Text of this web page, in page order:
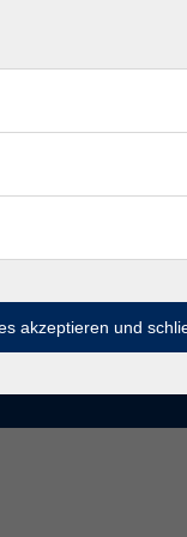
akzeptieren und